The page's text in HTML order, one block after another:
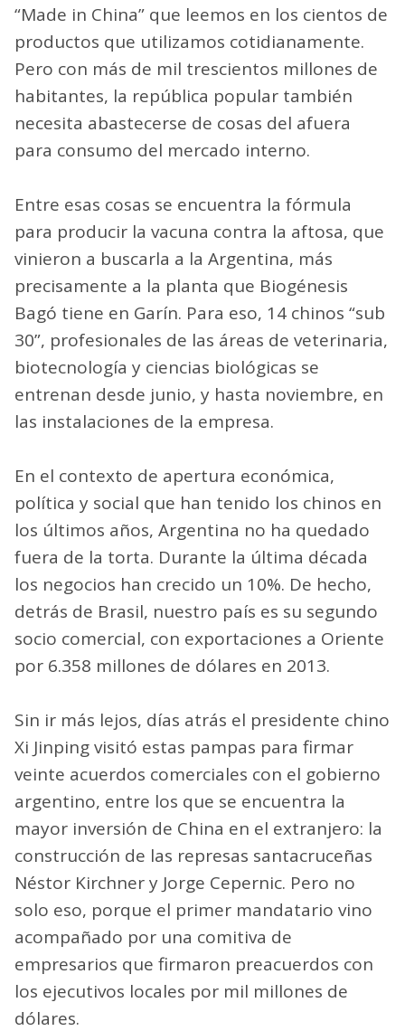
“Made in China” que leemos en los cientos de
productos que utilizamos cotidianamente.
Pero con más de mil trescientos millones de
habitantes, la república popular también
necesita abastecerse de cosas del afuera
para consumo del mercado interno.
Entre esas cosas se encuentra la fórmula
para producir la vacuna contra la aftosa, que
vinieron a buscarla a la Argentina, más
precisamente a la planta que Biogénesis
Bagó tiene en Garín. Para eso, 14 chinos “sub
30”, profesionales de las áreas de veterinaria,
biotecnología y ciencias biológicas se
entrenan desde junio, y hasta noviembre, en
las instalaciones de la empresa.
En el contexto de apertura económica,
política y social que han tenido los chinos en
los últimos años, Argentina no ha quedado
fuera de la torta. Durante la última década
los negocios han crecido un 10%. De hecho,
detrás de Brasil, nuestro país es su segundo
socio comercial, con exportaciones a Oriente
por 6.358 millones de dólares en 2013.
Sin ir más lejos, días atrás el presidente chino
Xi Jinping visitó estas pampas para firmar
veinte acuerdos comerciales con el gobierno
argentino, entre los que se encuentra la
mayor inversión de China en el extranjero: la
construcción de las represas santacruceñas
Néstor Kirchner y Jorge Cepernic. Pero no
solo eso, porque el primer mandatario vino
acompañado por una comitiva de
empresarios que firmaron preacuerdos con
los ejecutivos locales por mil millones de
dólares.